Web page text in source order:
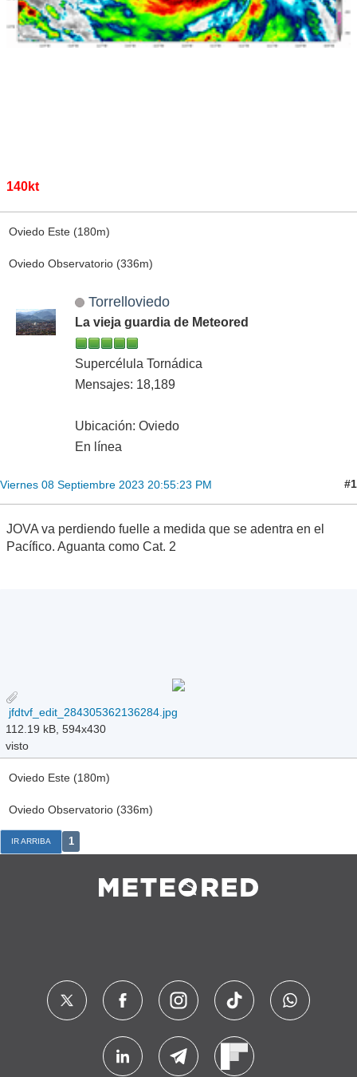
140kt
Oviedo Este (180m)
Oviedo Observatorio (336m)
Torrelloviedo
La vieja guardia de Meteored
Supercélula Tornádica
Mensajes: 18,189
Ubicación: Oviedo
En línea
Viernes 08 Septiembre 2023 20:55:23 PM #1
JOVA va perdiendo fuelle a medida que se adentra en el
Pacífico. Aguanta como Cat. 2
jfdtvf_edit_284305362136284.jpg
112.19 kB, 594x430
visto
Oviedo Este (180m)
Oviedo Observatorio (336m)
IR ARRIBA 1